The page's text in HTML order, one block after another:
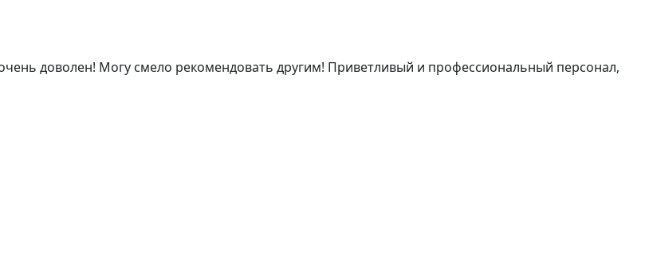
доволен! Могу смело рекомендовать другим! Приветливый и профессиональный персонал,